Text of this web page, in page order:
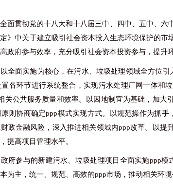
全面贯彻党的十八大和十八届三中、四中、五中、
》中关于建立吸引社会资本投入生态环境保护的市
政府参与效率，充分吸引社会资本投资参与，提升
以全面实施为核心，在污水、垃圾处理领域全方位引
各环节进行系统整合，实现污水处理厂网一体和
关公共服务质量和效率。以因地制宜为基础，加大
则协商确定ppp模式实现方式。以规范操作为抓
政金融风险，深入推进相关领域内ppp改革。以提
提高项目管理水平。
政府参与的新建污水、垃圾处理项目全面实施ppp模
为主，统一、规范、高效的ppp市场，推动相关环